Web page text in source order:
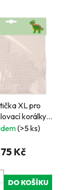
XL pro
korálky
1 ks
(>5 ks)
75 Kč
DO KOŠÍKU